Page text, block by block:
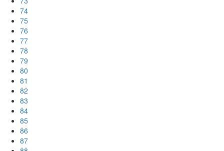
74
75
76
77
78
79
80
81
82
83
84
85
86
87